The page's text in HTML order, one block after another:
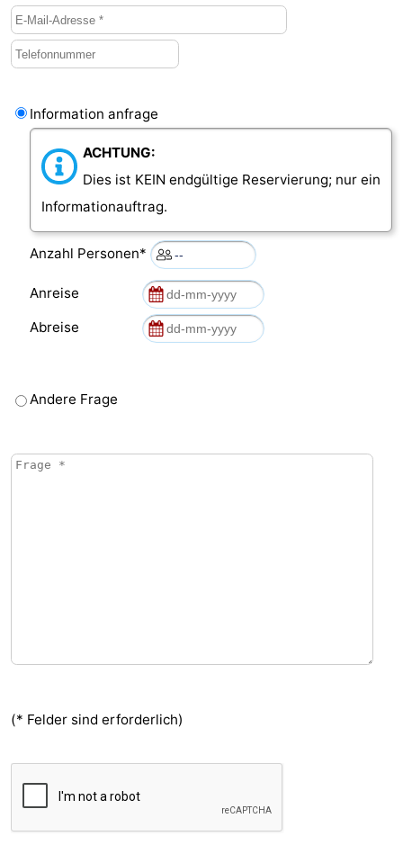
Information anfrage
ACHTUNG:
Dies ist KEIN endgültige Reservierung; nur ein
Informationauftrag.
Anzahl Personen*
Anreise
Abreise
Andere Frage
(* Felder sind erforderlich)